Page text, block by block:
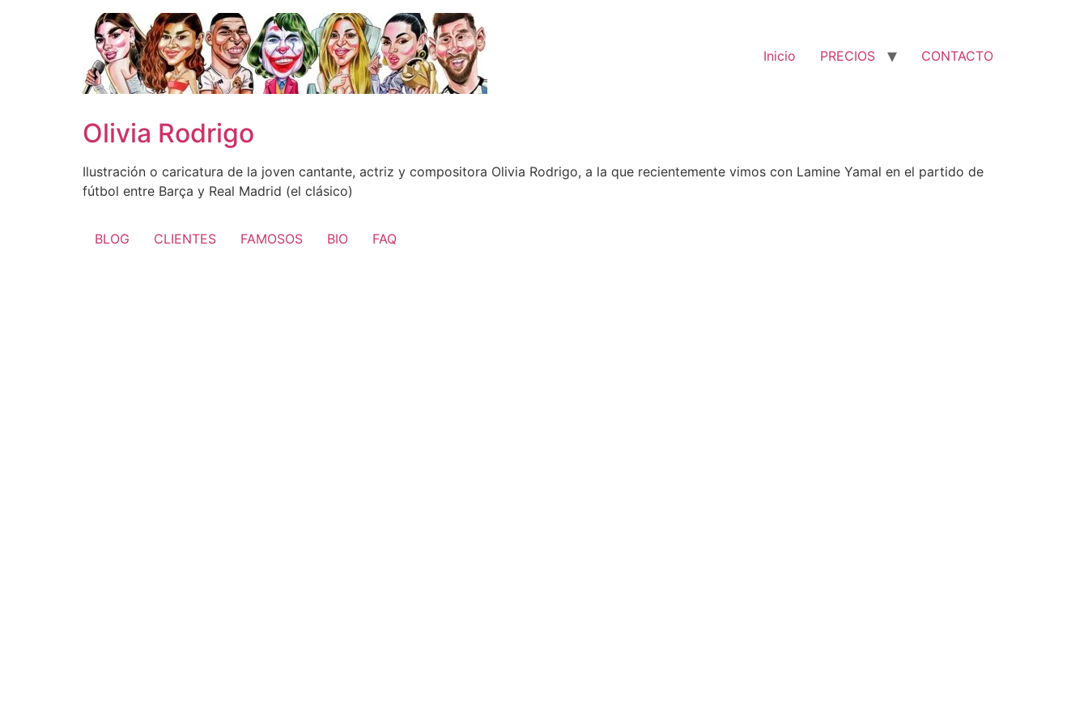
Inicio PRECIOS CONTACTO
Olivia Rodrigo
Ilustración o caricatura de la joven cantante, actriz y compositora Olivia Rodrigo, a la que recientemente vimos con Lamine Yamal en el partido de
fútbol entre Barça y Real Madrid (el clásico)
BLOG CLIENTES FAMOSOS BIO FAQ